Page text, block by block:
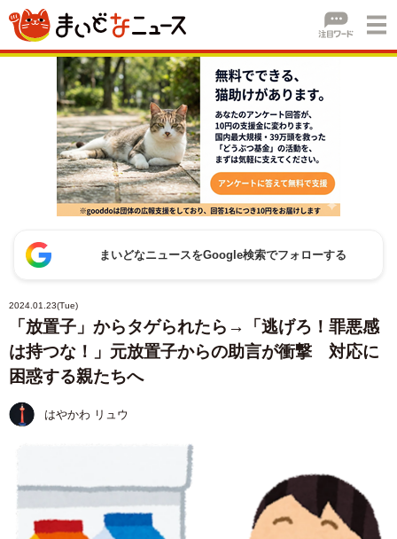
まいどなニュースをGoogle検索でフォローする
2024.01.23(Tue)
「放置子」からタゲられたら→「逃げろ！罪悪感
は持つな！」元放置子からの助言が衝撃 対応に
困惑する親たちへ
はやかわ リュウ